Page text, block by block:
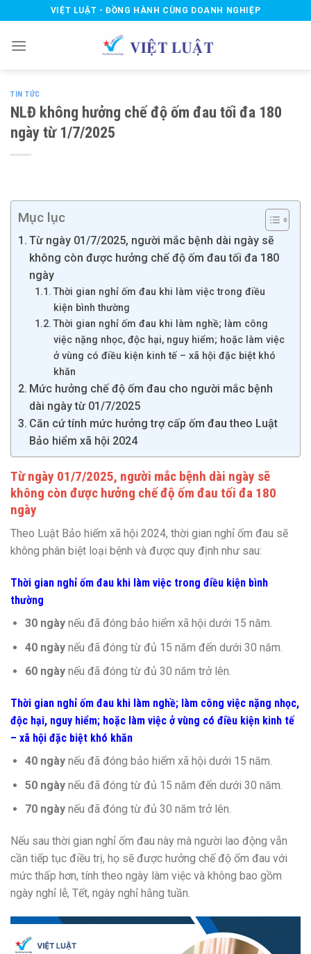
to
content
VIỆT LUẬT - ĐỒNG HÀNH CÙNG DOANH NGHIỆP
TIN TỨC
NLĐ không hưởng chế độ ốm đau tối đa 180
ngày từ 1/7/2025
Mục lục
Từ ngày 01/7/2025, người mắc bệnh dài ngày sẽ
không còn được hưởng chế độ ốm đau tối đa 180
ngày
Thời gian nghỉ ốm đau khi làm việc trong điều
kiện bình thường
Thời gian nghỉ ốm đau khi làm nghề; làm công
việc nặng nhọc, độc hại, nguy hiểm; hoặc làm việc
ở vùng có điều kiện kinh tế – xã hội đặc biệt khó
khăn
Mức hưởng chế độ ốm đau cho người mắc bệnh
dài ngày từ 01/7/2025
Căn cứ tính mức hưởng trợ cấp ốm đau theo Luật
Bảo hiểm xã hội 2024
Từ ngày 01/7/2025, người mắc bệnh dài ngày sẽ
không còn được hưởng chế độ ốm đau tối đa 180
ngày
Theo Luật Bảo hiểm xã hội 2024, thời gian nghỉ ốm đau sẽ
không phân biệt loại bệnh và được quy định như sau:
Thời gian nghỉ ốm đau khi làm việc trong điều kiện bình
thường
30 ngàynếu đã đóng bảo hiểm xã hội dưới 15 năm.
40 ngàynếu đã đóng từ đủ 15 năm đến dưới 30 năm.
60 ngàynếu đã đóng từ đủ 30 năm trở lên.
Thời gian nghỉ ốm đau khi làm nghề; làm công việc nặng nhọc,
độc hại, nguy hiểm; hoặc làm việc ở vùng có điều kiện kinh tế
– xã hội đặc biệt khó khăn
40 ngàynếu đã đóng bảo hiểm xã hội dưới 15 năm.
50 ngàynếu đã đóng từ đủ 15 năm đến dưới 30 năm.
70 ngàynếu đã đóng từ đủ 30 năm trở lên.
Nếu sau thời gian nghỉ ốm đau này mà người lao động vẫn
cần tiếp tục điều trị, họ sẽ được hưởng chế độ ốm đau với
mức thấp hơn, tính theo ngày làm việc và không bao gồm
ngày nghỉ lễ, Tết, ngày nghỉ hằng tuần.